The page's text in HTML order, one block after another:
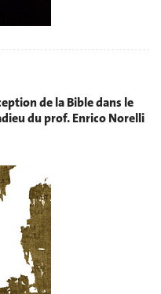
de la Bible dans le
du prof. Enrico Norelli